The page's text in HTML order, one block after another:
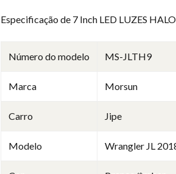
Especificação de 7 Inch LED LUZES HALO
Número do modelo MS-JLTH9
Marca Morsun
Carro Jipe
Modelo Wrangler JL